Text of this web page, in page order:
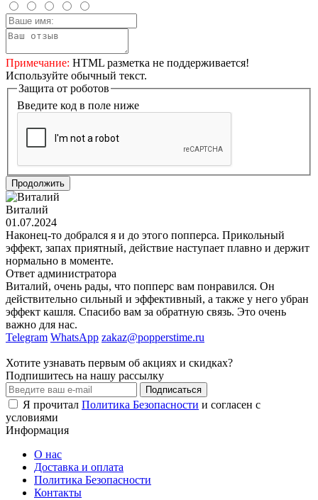
Примечание: HTML разметка не поддерживается!
Используйте обычный текст.
Защита от роботов
Введите код в поле ниже
Продолжить
Виталий
01.07.2024
Наконец-то добрался я и до этого попперса. Прикольный
эффект, запах приятный, действие наступает плавно и держит
нормально в моменте.
Ответ администратора
Виталий, очень рады, что попперс вам понравился. Он
действительно сильный и эффективный, а также у него убран
эффект кашля. Спасибо вам за обратную связь. Это очень
важно для нас.
Telegram WhatsApp zakaz@popperstime.ru
Хотите узнавать первым об акциях и скидках?
Подпишитесь на нашу рассылку
Подписаться
Я прочитал Политика Безопасности и согласен с
условиями
Информация
О нас
Доставка и оплата
Политика Безопасности
Контакты